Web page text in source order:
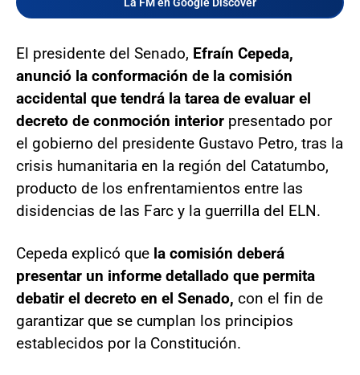
El presidente del Senado, Efraín Cepeda,
anunció la conformación de la comisión
accidental que tendrá la tarea de evaluar el
decreto de conmoción interior presentado por
el gobierno del presidente Gustavo Petro, tras la
crisis humanitaria en la región del Catatumbo,
producto de los enfrentamientos entre las
disidencias de las Farc y la guerrilla del ELN.
Cepeda explicó que la comisión deberá
presentar un informe detallado que permita
debatir el decreto en el Senado, con el fin de
garantizar que se cumplan los principios
establecidos por la Constitución.